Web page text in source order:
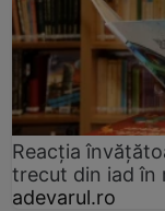
Reacția
trecut din iad în
adevarul.ro